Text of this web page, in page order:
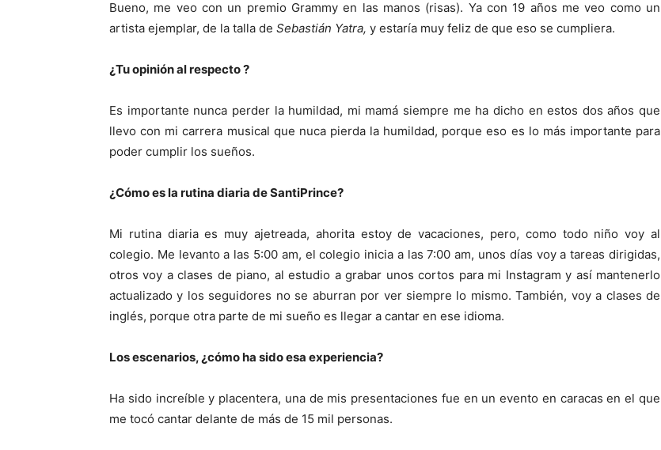
Bueno, me veo con un premio Grammy en las manos (risas). Ya con 19 años me veo como un
artista ejemplar, de la talla de Sebastián Yatra, y estaría muy feliz de que eso se cumpliera.
¿Tu opinión al respecto ?
Es importante nunca perder la humildad, mi mamá siempre me ha dicho en estos dos años que
llevo con mi carrera musical que nuca pierda la humildad, porque eso es lo más importante para
poder cumplir los sueños.
¿Cómo es la rutina diaria de SantiPrince?
Mi rutina diaria es muy ajetreada, ahorita estoy de vacaciones, pero, como todo niño voy al
colegio. Me levanto a las 5:00 am, el colegio inicia a las 7:00 am, unos días voy a tareas dirigidas,
otros voy a clases de piano, al estudio a grabar unos cortos para mi Instagram y así mantenerlo
actualizado y los seguidores no se aburran por ver siempre lo mismo. También, voy a clases de
inglés, porque otra parte de mi sueño es llegar a cantar en ese idioma.
Los escenarios, ¿cómo ha sido esa experiencia?
Ha sido increíble y placentera, una de mis presentaciones fue en un evento en caracas en el que
me tocó cantar delante de más de 15 mil personas.